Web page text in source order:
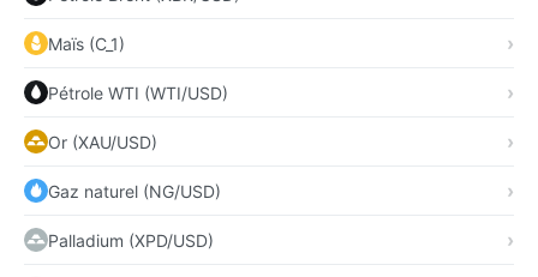
Maïs (C_1)
Pétrole WTI (WTI/USD)
Or (XAU/USD)
Gaz naturel (NG/USD)
Palladium (XPD/USD)